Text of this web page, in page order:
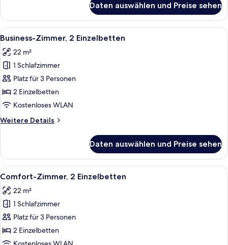
Zimmer,
1 King-
Bett
Daten auswählen und Preise sehen
Alle
Fotos
für
Business-
Zimmer,
2 Einzelbetten
anzeigen
Ein Hotelzimmer mit zwei Betten,
9
Business-Zimmer, 2 Einzelbetten
22 m²
1 Schlafzimmer
Platz für 3 Personen
2 Einzelbetten
Kostenloses WLAN
Weitere Details
Weitere
Zimmer,
2 Einzelbetten
Daten auswählen und Preise sehen
Alle
Fotos
für
Comfort-
Zimmer,
2 Einzelbetten
anzeigen
Ein Hotelzimmer mit einem Bett,
9
Comfort-Zimmer, 2 Einzelbetten
22 m²
1 Schlafzimmer
Platz für 3 Personen
2 Einzelbetten